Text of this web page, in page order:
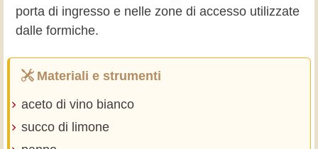
porta di ingresso e nelle zone di accesso utilizzate
dalle formiche.
Materiali e strumenti
aceto di vino bianco
succo di limone